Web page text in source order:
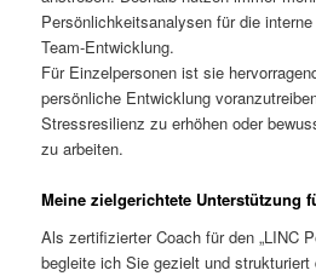
Persönlichkeitsanalysen für die
Team-Entwicklung.
Für Einzelpersonen ist sie
persönliche Entwicklung
Stressresilienz zu erhöhen oder
zu arbeiten.
Meine zielgerichtete Unterstützung
Als zertifizierter Coach für den „LINC
begleite ich Sie gezielt und